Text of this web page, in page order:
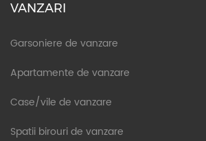
VANZARI
Garsoniere de vanzare
Apartamente de vanzare
Case/vile de vanzare
Spatii birouri de vanzare